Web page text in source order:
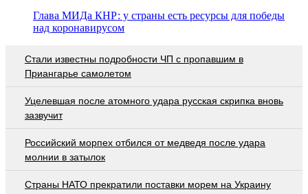
Глава МИДа КНР: у страны есть ресурсы для победы
над коронавирусом
Стали известны подробности ЧП с пропавшим в
Приангарье самолетом
Уцелевшая после атомного удара русская скрипка вновь
зазвучит
Российский морпех отбился от медведя после удара
молнии в затылок
Страны НАТО прекратили поставки морем на Украину